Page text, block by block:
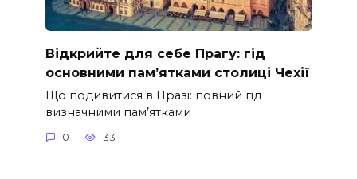
Відкрийте для себе Прагу: гід
основними пам’ятками столиці Чехії
Що подивитися в Празі: повний гід
визначними пам’ятками
0 33